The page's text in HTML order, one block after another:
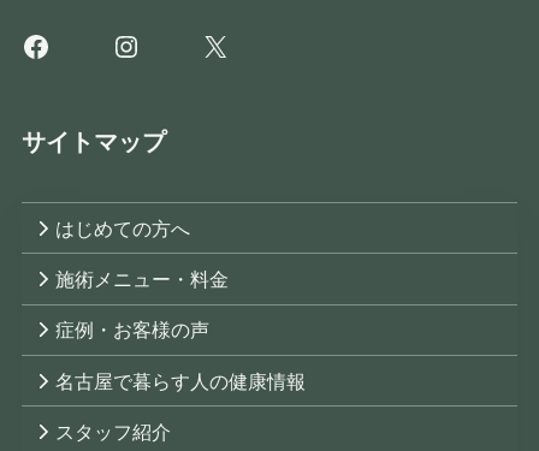
FacebookInstagram
X
サイトマップ
はじめての方へ
施術メニュー・料金
症例・お客様の声
名古屋で暮らす人の健康情報
スタッフ紹介